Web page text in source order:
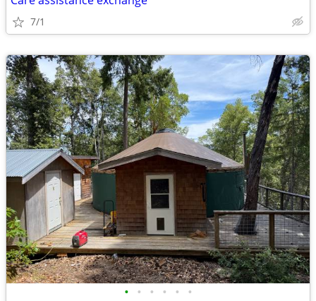
7/1
• • • • • •